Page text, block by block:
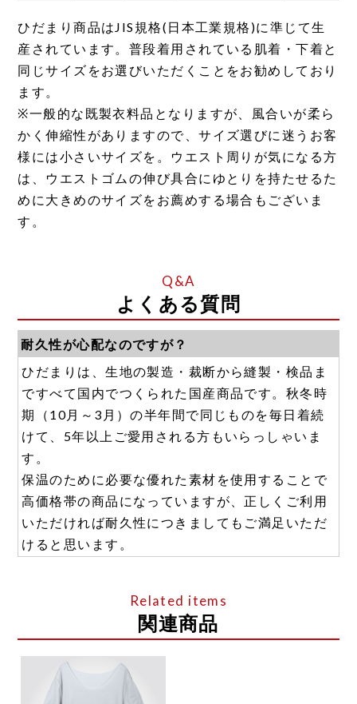
ひだまり商品はJIS規格(日本工業規格)に準じて生
産されています。普段着用されている肌着・下着と
同じサイズをお選びいただくことをお勧めしており
ます。
※一般的な既製衣料品となりますが、風合いが柔ら
かく伸縮性がありますので、サイズ選びに迷うお客
様には小さいサイズを。ウエスト周りが気になる方
は、ウエストゴムの伸び具合にゆとりを持たせるた
めに大きめのサイズをお薦めする場合もございま
す。
よくある質問
耐久性が心配なのですが？
ひだまりは、生地の製造・裁断から縫製・検品ま
ですべて国内でつくられた国産商品です。秋冬時
期（10月～3月）の半年間で同じものを毎日着続
けて、5年以上ご愛用される方もいらっしゃいま
す。
保温のために必要な優れた素材を使用することで
高価格帯の商品になっていますが、正しくご利用
いただければ耐久性につきましてもご満足いただ
けると思います。
関連商品